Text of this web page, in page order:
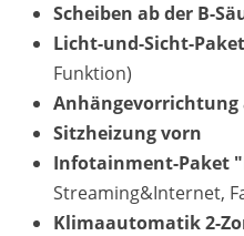
Scheiben ab der B-
Licht-und-Sicht-Paket
Funktion)
Anhängevorrichtung
Sitzheizung vorn
Infotainment-Paket
Streaming&Internet,
Klimaautomatik 2-